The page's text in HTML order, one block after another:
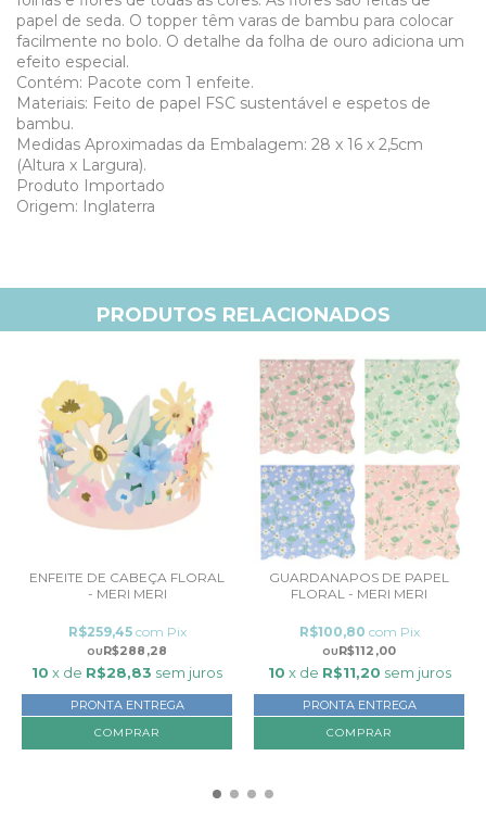
papel de seda. O topper têm varas de bambu para colocar
facilmente no bolo. O detalhe da folha de ouro adiciona um
efeito especial.
Contém: Pacote com 1 enfeite.
Materiais: Feito de papel FSC sustentável e espetos de
bambu.
Medidas Aproximadas da Embalagem: 28 x 16 x 2,5cm
(Altura x Largura).
Produto Importado
Origem: Inglaterra
PRODUTOS RELACIONADOS
ENFEITE DE CABEÇA FLORAL
- MERI MERI
R$288,28
R$259,45 com Pix
10 x de R$28,83 sem juros
PRONTA ENTREGA
GUARDANAPOS DE PAPEL
FLORAL - MERI MERI
R$112,00
R$100,80 com Pix
10 x de R$11,20 sem juros
PRONTA ENTREGA
COMPRAR